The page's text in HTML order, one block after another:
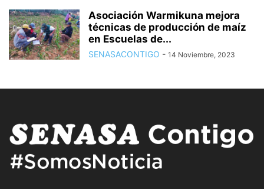
Asociación Warmikuna mejora
técnicas de producción de maíz
en Escuelas de...
SENASACONTIGO - 14 Noviembre, 2023